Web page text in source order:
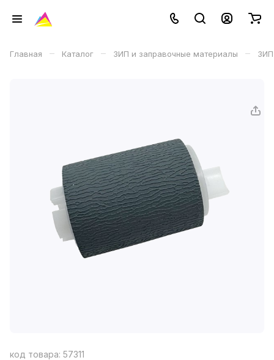
Главная – Каталог – ЗИП и заправочные материалы – ЗИП
код товара: 57311